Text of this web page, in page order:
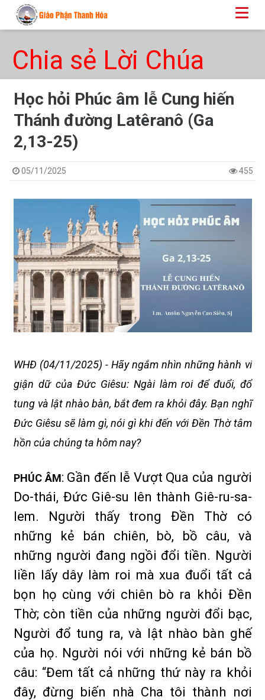
Chia sẻ Lời Chúa
Học hỏi Phúc âm lễ Cung hiến
Thánh đường Latêranô (Ga
2,13-25)
05/11/2025 455
WHĐ (04/11/2025) - Hãy ngắm nhìn những hành vi
giận dữ của Đức Giêsu: Ngài làm roi để đuổi, đổ
tung và lật nhào bàn, bắt đem ra khỏi đây. Bạn nghĩ
Đức Giêsu sẽ làm gì, nói gì khi đến với Đền Thờ tâm
hồn của chúng ta hôm nay?
PHÚC ÂM: Gần đến lễ Vượt Qua của người
Do-thái, Đức Giê-su lên thành Giê-ru-sa-
lem. Người thấy trong Đền Thờ có
những kẻ bán chiên, bò, bồ câu, và
những người đang ngồi đổi tiền. Người
liền lấy dây làm roi mà xua đuổi tất cả
bọn họ cùng với chiên bò ra khỏi Đền
Thờ; còn tiền của những người đổi bạc,
Người đổ tung ra, và lật nhào bàn ghế
của họ. Người nói với những kẻ bán bồ
câu: “Đem tất cả những thứ này ra khỏi
đây, đừng biến nhà Cha tôi thành nơi